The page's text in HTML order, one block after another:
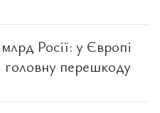
Росії: у Європі
головну перешкоду